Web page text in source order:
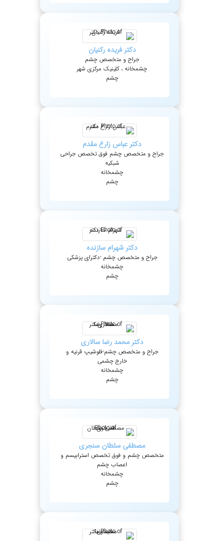
دکترفریده رکنیان
جراح و متخصص چشم
چشمخانه ، کلینیک مرکزی شهر
چشم
دکترعباس زارع مقدم
جراح و متخصص چشم فوق تخصص جراحی
شبکیه
چشمخانه
چشم
دکترشهرام سازنده
جراح و متخصص چشم -دکترای پزشکی
چشمخانه
چشم
دکترمحمد رضا سالاری
جراح و متخصص چشم-فلوشیپ قرنیه و
خارج چشمی
چشمخانه
چشم
مصطفی سلطان سنجری
متخصص چشم و فوق تخصص استرابیسم و
اعصاب چشم
چشمخانه
چشم